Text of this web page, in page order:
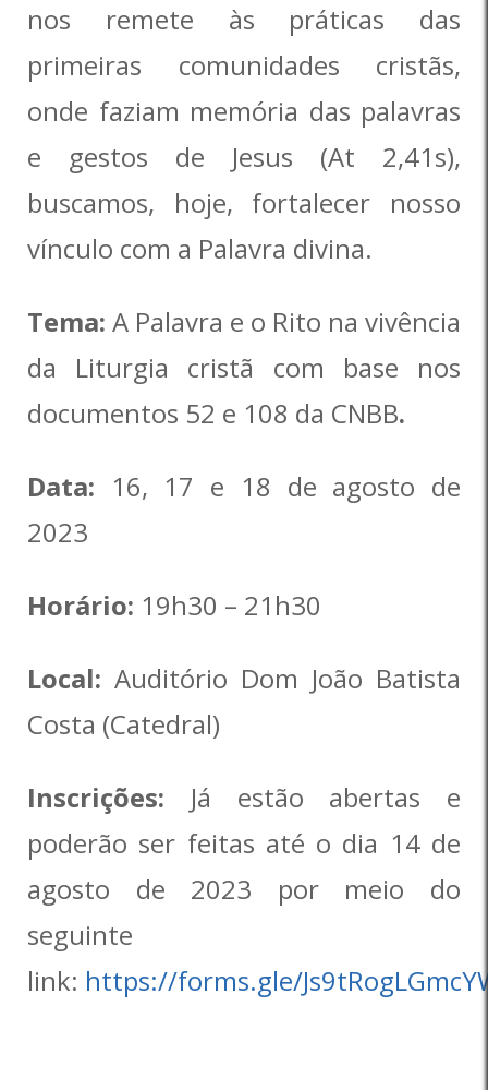
nos remete às práticas das
primeiras comunidades cristãs,
onde faziam memória das palavras
e gestos de Jesus (At 2,41s),
buscamos, hoje, fortalecer nosso
vínculo com a Palavra divina.
Tema: A Palavra e o Rito na vivência
da Liturgia cristã com base nos
documentos 52 e 108 da CNBB.
Data: 16, 17 e 18 de agosto de
2023
Horário: 19h30 – 21h30
Local: Auditório Dom João Batista
Costa (Catedral)
Inscrições: Já estão abertas e
poderão ser feitas até o dia 14 de
agosto de 2023 por meio do
seguinte
link: https://forms.gle/